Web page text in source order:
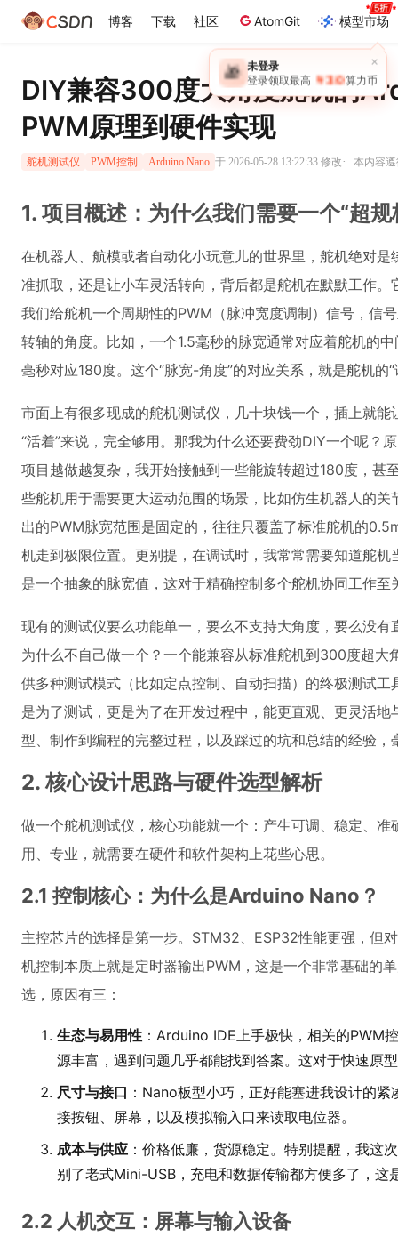
博客 下载 社区 AtomGit 模型市场
×
🎁 未登录
登录领取最高 ￥30 算力币
DIY兼容300度大角度舵机的
PWM原理到硬件实现
舵机测试仪 PWM控制 Arduino Nano 于 2026-05-28 13:22:33 修改· 本内容
1. 项目概述：为什么我们需要一个“超
在机器人、航模或者自动化小玩意儿的世界里，舵机绝对
准抓取，还是让小车灵活转向，背后都是舵机在默默工作。
我们给舵机一个周期性的PWM（脉冲宽度调制）信号，信
转轴的角度。比如，一个1.5毫秒的脉宽通常对应着舵机的
毫秒对应180度。这个“脉宽-角度”的对应关系，就是舵机的“
市面上有很多现成的舵机测试仪，几十块钱一个，插上就
“活着”来说，完全够用。那我为什么还要费劲DIY一个呢？
项目越做越复杂，我开始接触到一些能旋转超过180度，甚
些舵机用于需要更大运动范围的场景，比如仿生机器人的
出的PWM脉宽范围是固定的，往往只覆盖了标准舵机的
机走到极限位置。更别提，在调试时，我常常需要知道舵机
是一个抽象的脉宽值，这对于精确控制多个舵机协同工作至
现有的测试仪要么功能单一，要么不支持大角度，要么没
为什么不自己做一个？一个能兼容从标准舵机到300度超大
供多种测试模式（比如定点控制、自动扫描）的终极测试
是为了测试，更是为了在开发过程中，能更直观、更灵活地
型、制作到编程的完整过程，以及踩过的坑和总结的经验，
2. 核心设计思路与硬件选型解析
做一个舵机测试仪，核心功能就一个：产生可调、稳定、
用、专业，就需要在硬件和软件架构上花些心思。
2.1 控制核心：为什么是Arduino Nano？
主控芯片的选择是第一步。STM32、ESP32性能更强，但
机控制本质上就是定时器输出PWM，这是一个非常基础的
选，原因有三：
生态与易用性 ：Arduino IDE上手极快，相关的PWM
源丰富，遇到问题几乎都能找到答案。这对于快速原
尺寸与接口 ：Nano板型小巧，正好能塞进我设计的
接按钮、屏幕，以及模拟输入口来读取电位器。
成本与供应 ：价格低廉，货源稳定。特别提醒，我这
别了老式Mini-USB，充电和数据传输都方便多了，这
2.2 人机交互：屏幕与输入设备